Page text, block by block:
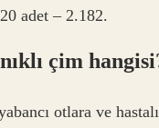
adet – 2.182.
çim
otlara ve